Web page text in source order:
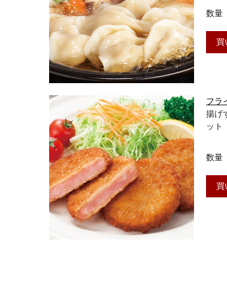
数量
買
フラ
揚げ
ット
数量
買